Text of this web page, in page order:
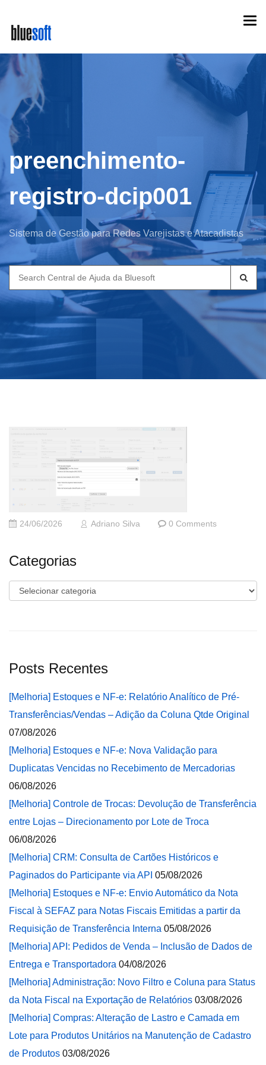
main
content
preenchimento-
registro-dcip001
Sistema de Gestão para Redes Varejistas e Atacadistas
Search
for:
24/06/2026 Adriano Silva 0 Comments
Categorias
Categorias
Posts Recentes
[Melhoria] Estoques e NF-e: Relatório Analítico de Pré-
Transferências/Vendas – Adição da Coluna Qtde Original
07/08/2026
[Melhoria] Estoques e NF-e: Nova Validação para
Duplicatas Vencidas no Recebimento de Mercadorias
06/08/2026
[Melhoria] Controle de Trocas: Devolução de Transferência
entre Lojas – Direcionamento por Lote de Troca
06/08/2026
[Melhoria] CRM: Consulta de Cartões Históricos e
Paginados do Participante via API 05/08/2026
[Melhoria] Estoques e NF-e: Envio Automático da Nota
Fiscal à SEFAZ para Notas Fiscais Emitidas a partir da
Requisição de Transferência Interna 05/08/2026
[Melhoria] API: Pedidos de Venda – Inclusão de Dados de
Entrega e Transportadora 04/08/2026
[Melhoria] Administração: Novo Filtro e Coluna para Status
da Nota Fiscal na Exportação de Relatórios 03/08/2026
[Melhoria] Compras: Alteração de Lastro e Camada em
Lote para Produtos Unitários na Manutenção de Cadastro
de Produtos 03/08/2026